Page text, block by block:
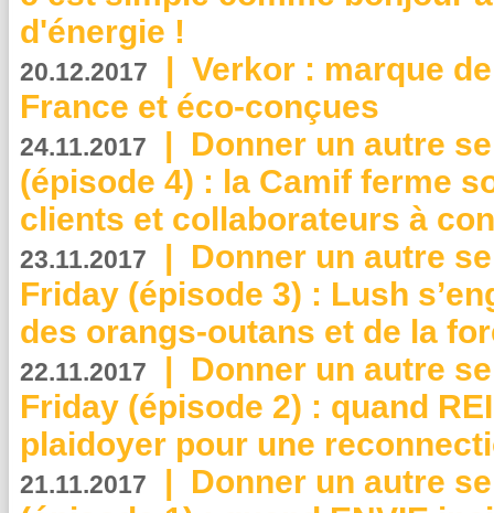
d'énergie !
20.12.2017 | Verkor : marque
France et éco-conçues
24.11.2017 | Donner un autre
(épisode 4) : la Camif ferme
clients et collaborateurs à
23.11.2017 | Donner un autre
Friday (épisode 3) : Lush
des orangs-outans et de la
22.11.2017 | Donner un autre
Friday (épisode 2) : quand
plaidoyer pour une
21.11.2017 | Donner un autre